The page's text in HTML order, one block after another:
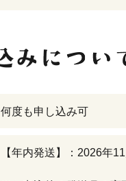
何度も申し込み可
【年内発送】：2026年